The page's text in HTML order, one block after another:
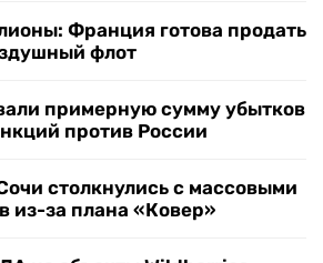
Франция готова продать
флот
примерную сумму убытков
против России
столкнулись с массовыми
из-за плана «Ковер»